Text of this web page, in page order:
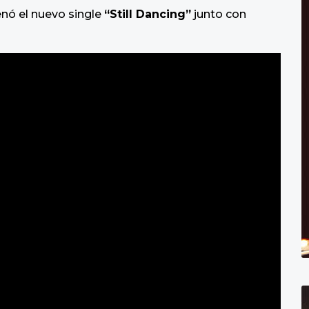
el nuevo single “Still Dancing” junto con